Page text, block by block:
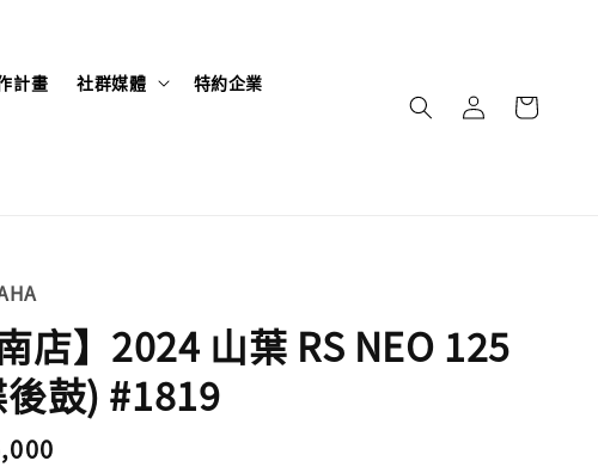
計畫 社群媒體 特約企業
南店】2024 山葉 RS NEO 125
鼓) #1819